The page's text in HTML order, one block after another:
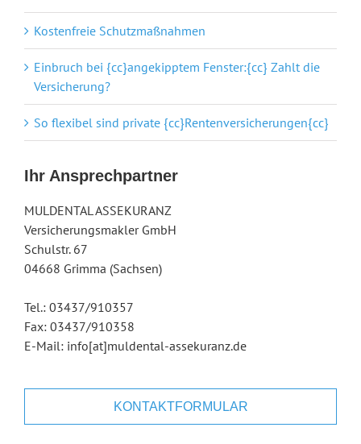
Kostenfreie Schutzmaßnahmen
Einbruch bei {cc}angekipptem Fenster:{cc} Zahlt die
Versicherung?
So flexibel sind private {cc}Rentenversicherungen{cc}
Ihr Ansprechpartner
MULDENTAL ASSEKURANZ
Versicherungsmakler GmbH
Schulstr. 67
04668 Grimma (Sachsen)
Tel.: 03437/910357
Fax: 03437/910358
E-Mail: info[at]muldental-assekuranz.de
KONTAKTFORMULAR